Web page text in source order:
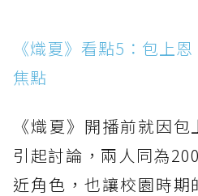
《熾夏》看點5：包上
焦點
《熾夏》開播前就因
引起討論，兩人同為
近角色，也讓校園時